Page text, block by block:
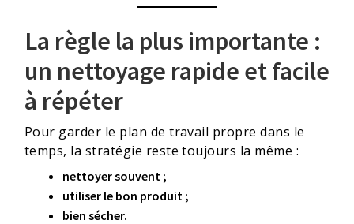
La règle la plus importante :
un nettoyage rapide et facile
à répéter
Pour garder le plan de travail propre dans le
temps, la stratégie reste toujours la même :
nettoyer souvent ;
utiliser le bon produit ;
bien sécher.